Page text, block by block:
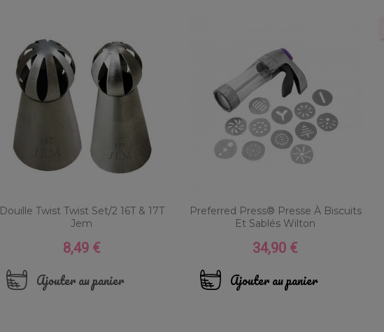
Douille Twist Twist Set/2 16T & 17T
Jem
Prix
8,49 €
Ajouter au panier
Preferred Press® Presse À Biscuits
Et Sablés Wilton
Prix
34,90 €
Ajouter au panier